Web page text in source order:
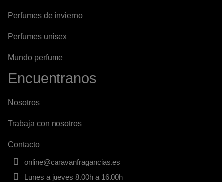
Perfumes de invierno
Perfumes unisex
Mundo perfume
Encuentranos
Nosotros
Trabaja con nosotros
Contacto
online@caravanfragancias.es
Lunes a jueves 8.00h a 16.00h